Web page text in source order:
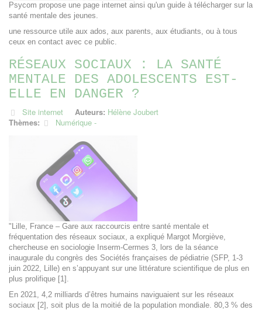
Psycom propose une page internet ainsi qu'un guide à télécharger sur la
santé mentale des jeunes.
une ressource utile aux ados, aux parents, aux étudiants, ou à tous
ceux en contact avec ce public.
RÉSEAUX SOCIAUX : LA SANTÉ
MENTALE DES ADOLESCENTS EST-
ELLE EN DANGER ?
Site internet Auteurs: Hélène Joubert
Thèmes:
Numérique
"Lille, France – Gare aux raccourcis entre santé mentale et
fréquentation des réseaux sociaux, a expliqué Margot Morgiève,
chercheuse en sociologie Inserm-Cermes 3, lors de la séance
inaugurale du congrès des Sociétés françaises de pédiatrie (SFP, 1-3
juin 2022, Lille) en s’appuyant sur une littérature scientifique de plus en
plus prolifique [1].
En 2021, 4,2 milliards d’êtres humains naviguaient sur les réseaux
sociaux [2], soit plus de la moitié de la population mondiale. 80,3 % des